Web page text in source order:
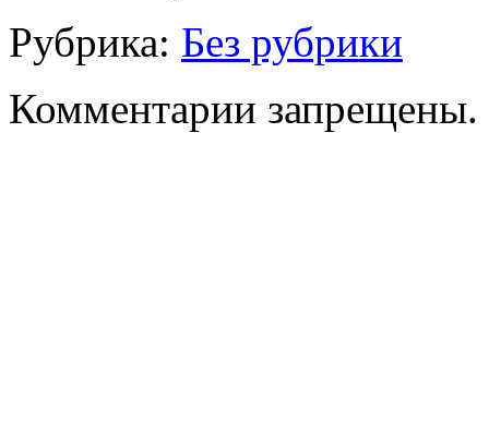
Рубрика: Без рубрики
Комментарии запрещены.